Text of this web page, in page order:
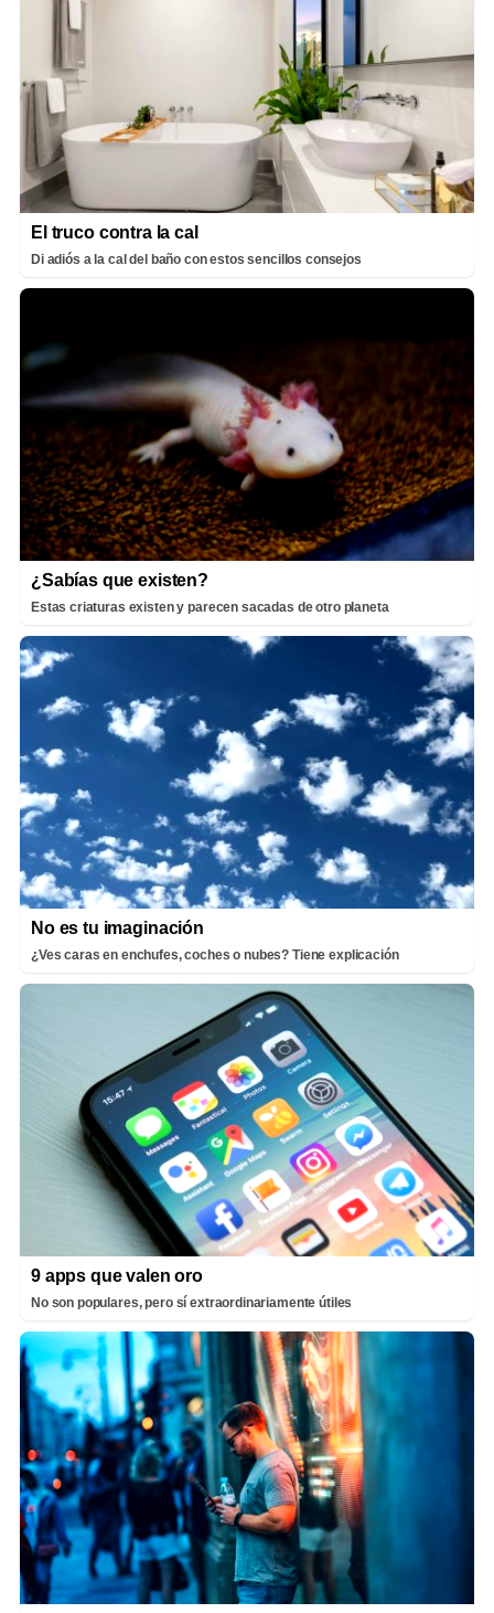
El truco contra la cal
Di adiós a la cal del baño con estos sencillos consejos
¿Sabías que existen?
Estas criaturas existen y parecen sacadas de otro planeta
No es tu imaginación
¿Ves caras en enchufes, coches o nubes? Tiene explicación
9 apps que valen oro
No son populares, pero sí extraordinariamente útiles